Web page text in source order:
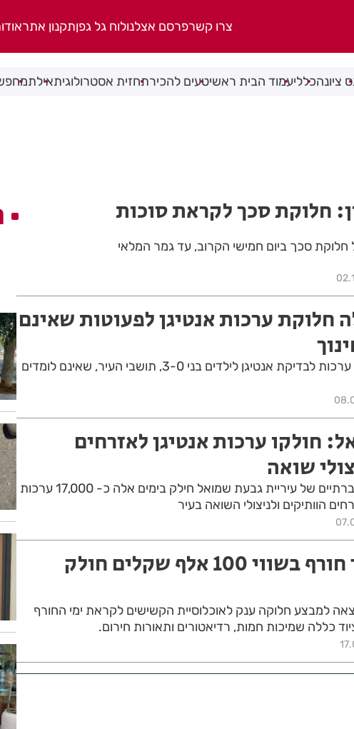
צרו קשרפרסם אצלנולוח גל גפןתקנון אתר
ציונהכלליעמוד הבית ראשיטעים להכירתחזית אסטרולוגיתאילת
חלוקת סכך לקראת סוכות
חלוקת סכך ביום חמישי הקרוב, עד גמר המלאי
חלוקת ערכות אנטיגן לפעוטות שאינם
עיריית חולון תחלק ערכות לבדיקת אנטיגן לילדים בני 3-0, תושבי העיר, שאינם לומדים
חולקו ערכות אנטיגן לאזרחים
שואה
האגף לשירותים חברתיים של עיריית גבעת שמואל חילק בימים אלה כ- 17,000 ערכות
הוותיקים ולניצולי השואה בעיר
חולון: ציוד חורף בשווי 100 אלף שקלים חולק
למבצע חלוקה ענק לאוכלוסיית הקשישים לקראת ימי החורף
כללה שמיכות חמות, רדיאטורים ותאורות חירום.